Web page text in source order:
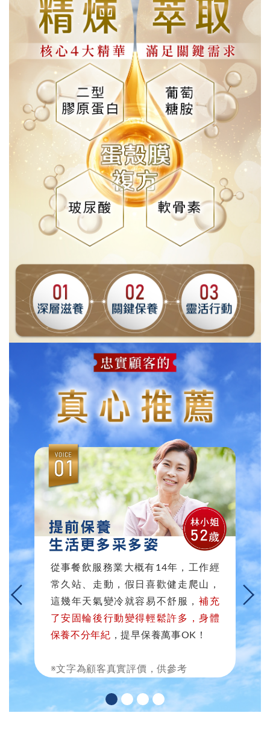
從事餐飲服務業大概有14年，工作經
常久站、走動，假日喜歡健走爬山，
這幾年天氣變冷就容易不舒服，補充
了安固輪後行動變得輕鬆許多，身體
保養不分年紀 ，提早保養萬事OK！
※文字為顧客真實評價，供參考
※文字為顧客真實評價，供參考
※文字為顧客真實評價，供參考